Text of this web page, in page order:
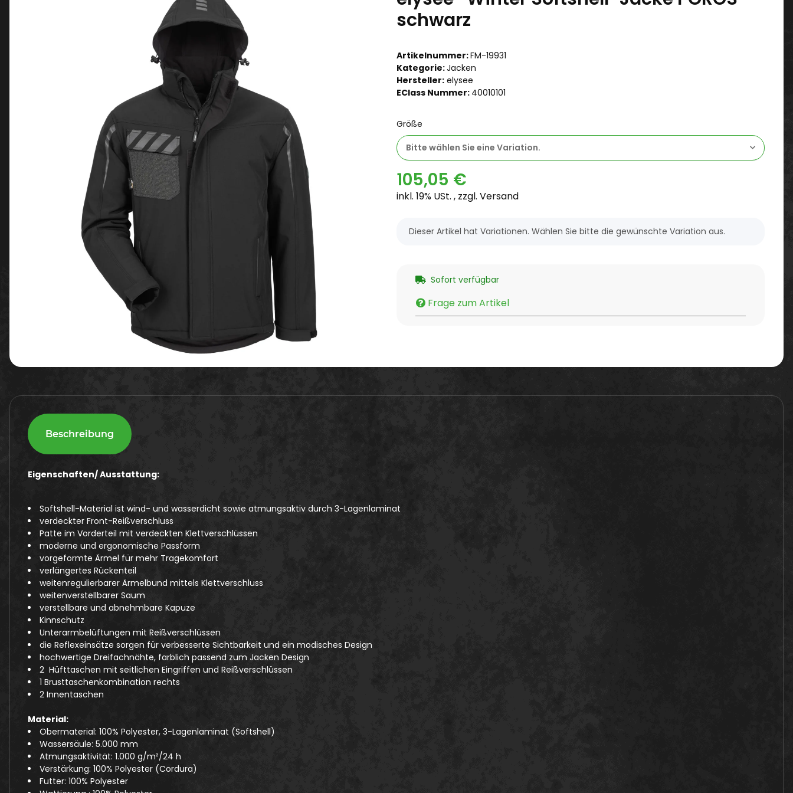
schwarz
Artikelnummer:FM-19931
Kategorie:Jacken
Hersteller: elysee
EClass Nummer: 40010101
Größe
Bitte wählen Sie eine Variation.
105,05 €
inkl. 19% USt. , zzgl. Versand
x
Dieser Artikel hat Variationen. Wählen Sie bitte die gewünschte Variation aus.
Sofort verfügbar
Frage zum Artikel
Beschreibung
Eigenschaften/ Ausstattung:
Softshell-Material ist wind- und wasserdicht sowie atmungsaktiv durch 3-Lagenlaminat
verdeckter Front-Reißverschluss
Patte im Vorderteil mit verdeckten Klettverschlüssen
moderne und ergonomische Passform
vorgeformte Ärmel für mehr Tragekomfort
verlängertes Rückenteil
weitenregulierbarer Ärmelbund mittels Klettverschluss
weitenverstellbarer Saum
verstellbare und abnehmbare Kapuze
Kinnschutz
Unterarmbelüftungen mit Reißverschlüssen
die Reflexeinsätze sorgen für verbesserte Sichtbarkeit und ein modisches Design
hochwertige Dreifachnähte, farblich passend zum Jacken Design
2 Hüfttaschen mit seitlichen Eingriffen und Reißverschlüssen
1 Brusttaschenkombination rechts
2 Innentaschen
Material:
Obermaterial: 100% Polyester, 3-Lagenlaminat (Softshell)
Wassersäule: 5.000 mm
Atmungsaktivität: 1.000 g/m²/24 h
Verstärkung: 100% Polyester (Cordura)
Futter: 100% Polyester